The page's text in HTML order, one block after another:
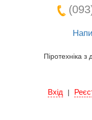
Піротехніка з
Вхід |